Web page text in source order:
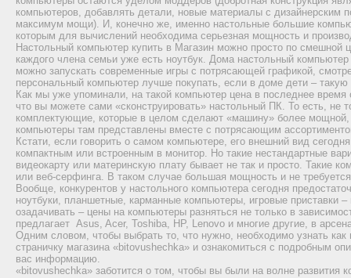
компьютеров, добавлять детали, новые материалы с дизайнерским
максимум мощи). И, конечно же, именно настольные большие
которым для вычислений необходима серьезная мощность и
Настольный компьютер купить в Магазин можно просто по
каждого члена семьи уже есть ноутбук. Дома настольный
можно запускать современные игры с потрясающей графикой,
персональный компьютер лучше покупать, если в доме дети –
Как мы уже упоминали, на такой компьютер цена в последнее
что вы можете сами «сконструировать» настольный ПК. То есть,
комплектующие, которые в целом сделают «машину» более мощной,
компьютеры там представлены вместе с потрясающим
Кстати, если говорить о самом компьютере, его внешний вид
компактным или встроенным в монитор. Но такие нестандартные
видеокарту или материнскую плату бывает не так и просто. Такие
или веб-серфинга. В таком случае большая мощность и не
Вообще, конкурентов у настольного компьютера сегодня
ноутбуки, планшетные, карманные компьютеры, игровые
озадачивать – цены на компьютеры разняться не только в
предлагает Asus, Acer, Toshiba, HP, Lenovo и многие другие, в
Одним словом, чтобы выбрать то, что нужно, необходимо узнать
страничку магазина «bitovushechka» и ознакомиться с подробным
вас информацию.
«bitovushechka» заботится о том, чтобы вы были на волне развития